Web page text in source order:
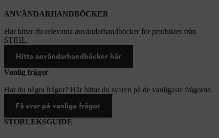
ANVÄNDARHANDBÖCKER
Här hittar du relevanta användarhandböcker för produkter från
STIHL.
Hitta användarhandböcker här
Vanlig frågor
Har du några frågor? Här hittar du svaren på de vanligaste frågorna.
Få svar på vanliga frågor
STORLEKSGUIDE